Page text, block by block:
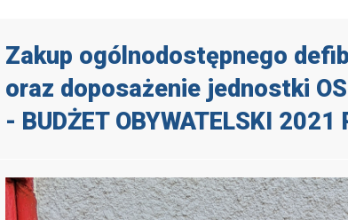
Zakup ogólnodostępnego
oraz doposażenie jednostki
- BUDŻET OBYWATELSKI 2021